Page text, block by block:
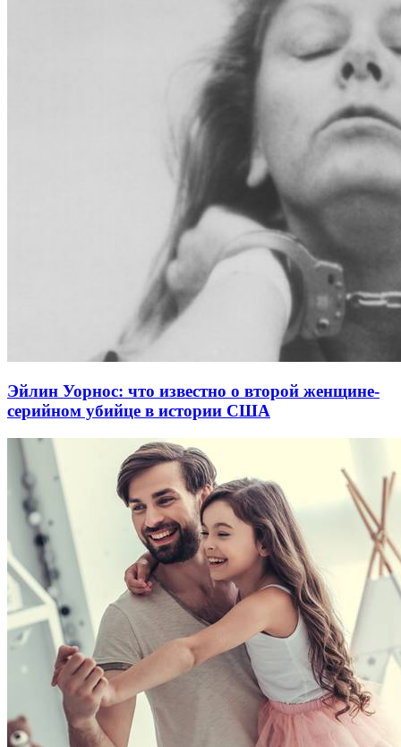
Эйлин Уорнос: что известно о второй женщине-
серийном убийце в истории США